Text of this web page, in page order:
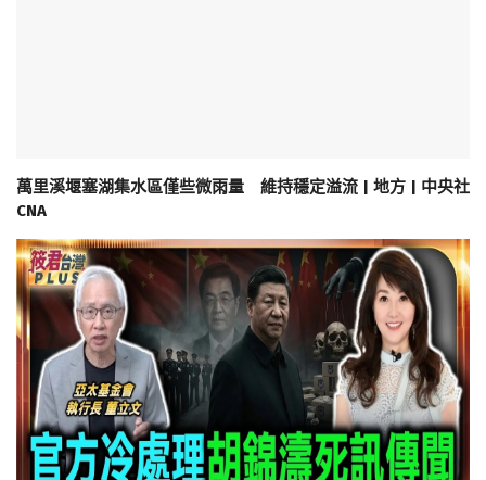
萬里溪堰塞湖集水區僅些微雨量 維持穩定溢流 | 地方 | 中央社
CNA